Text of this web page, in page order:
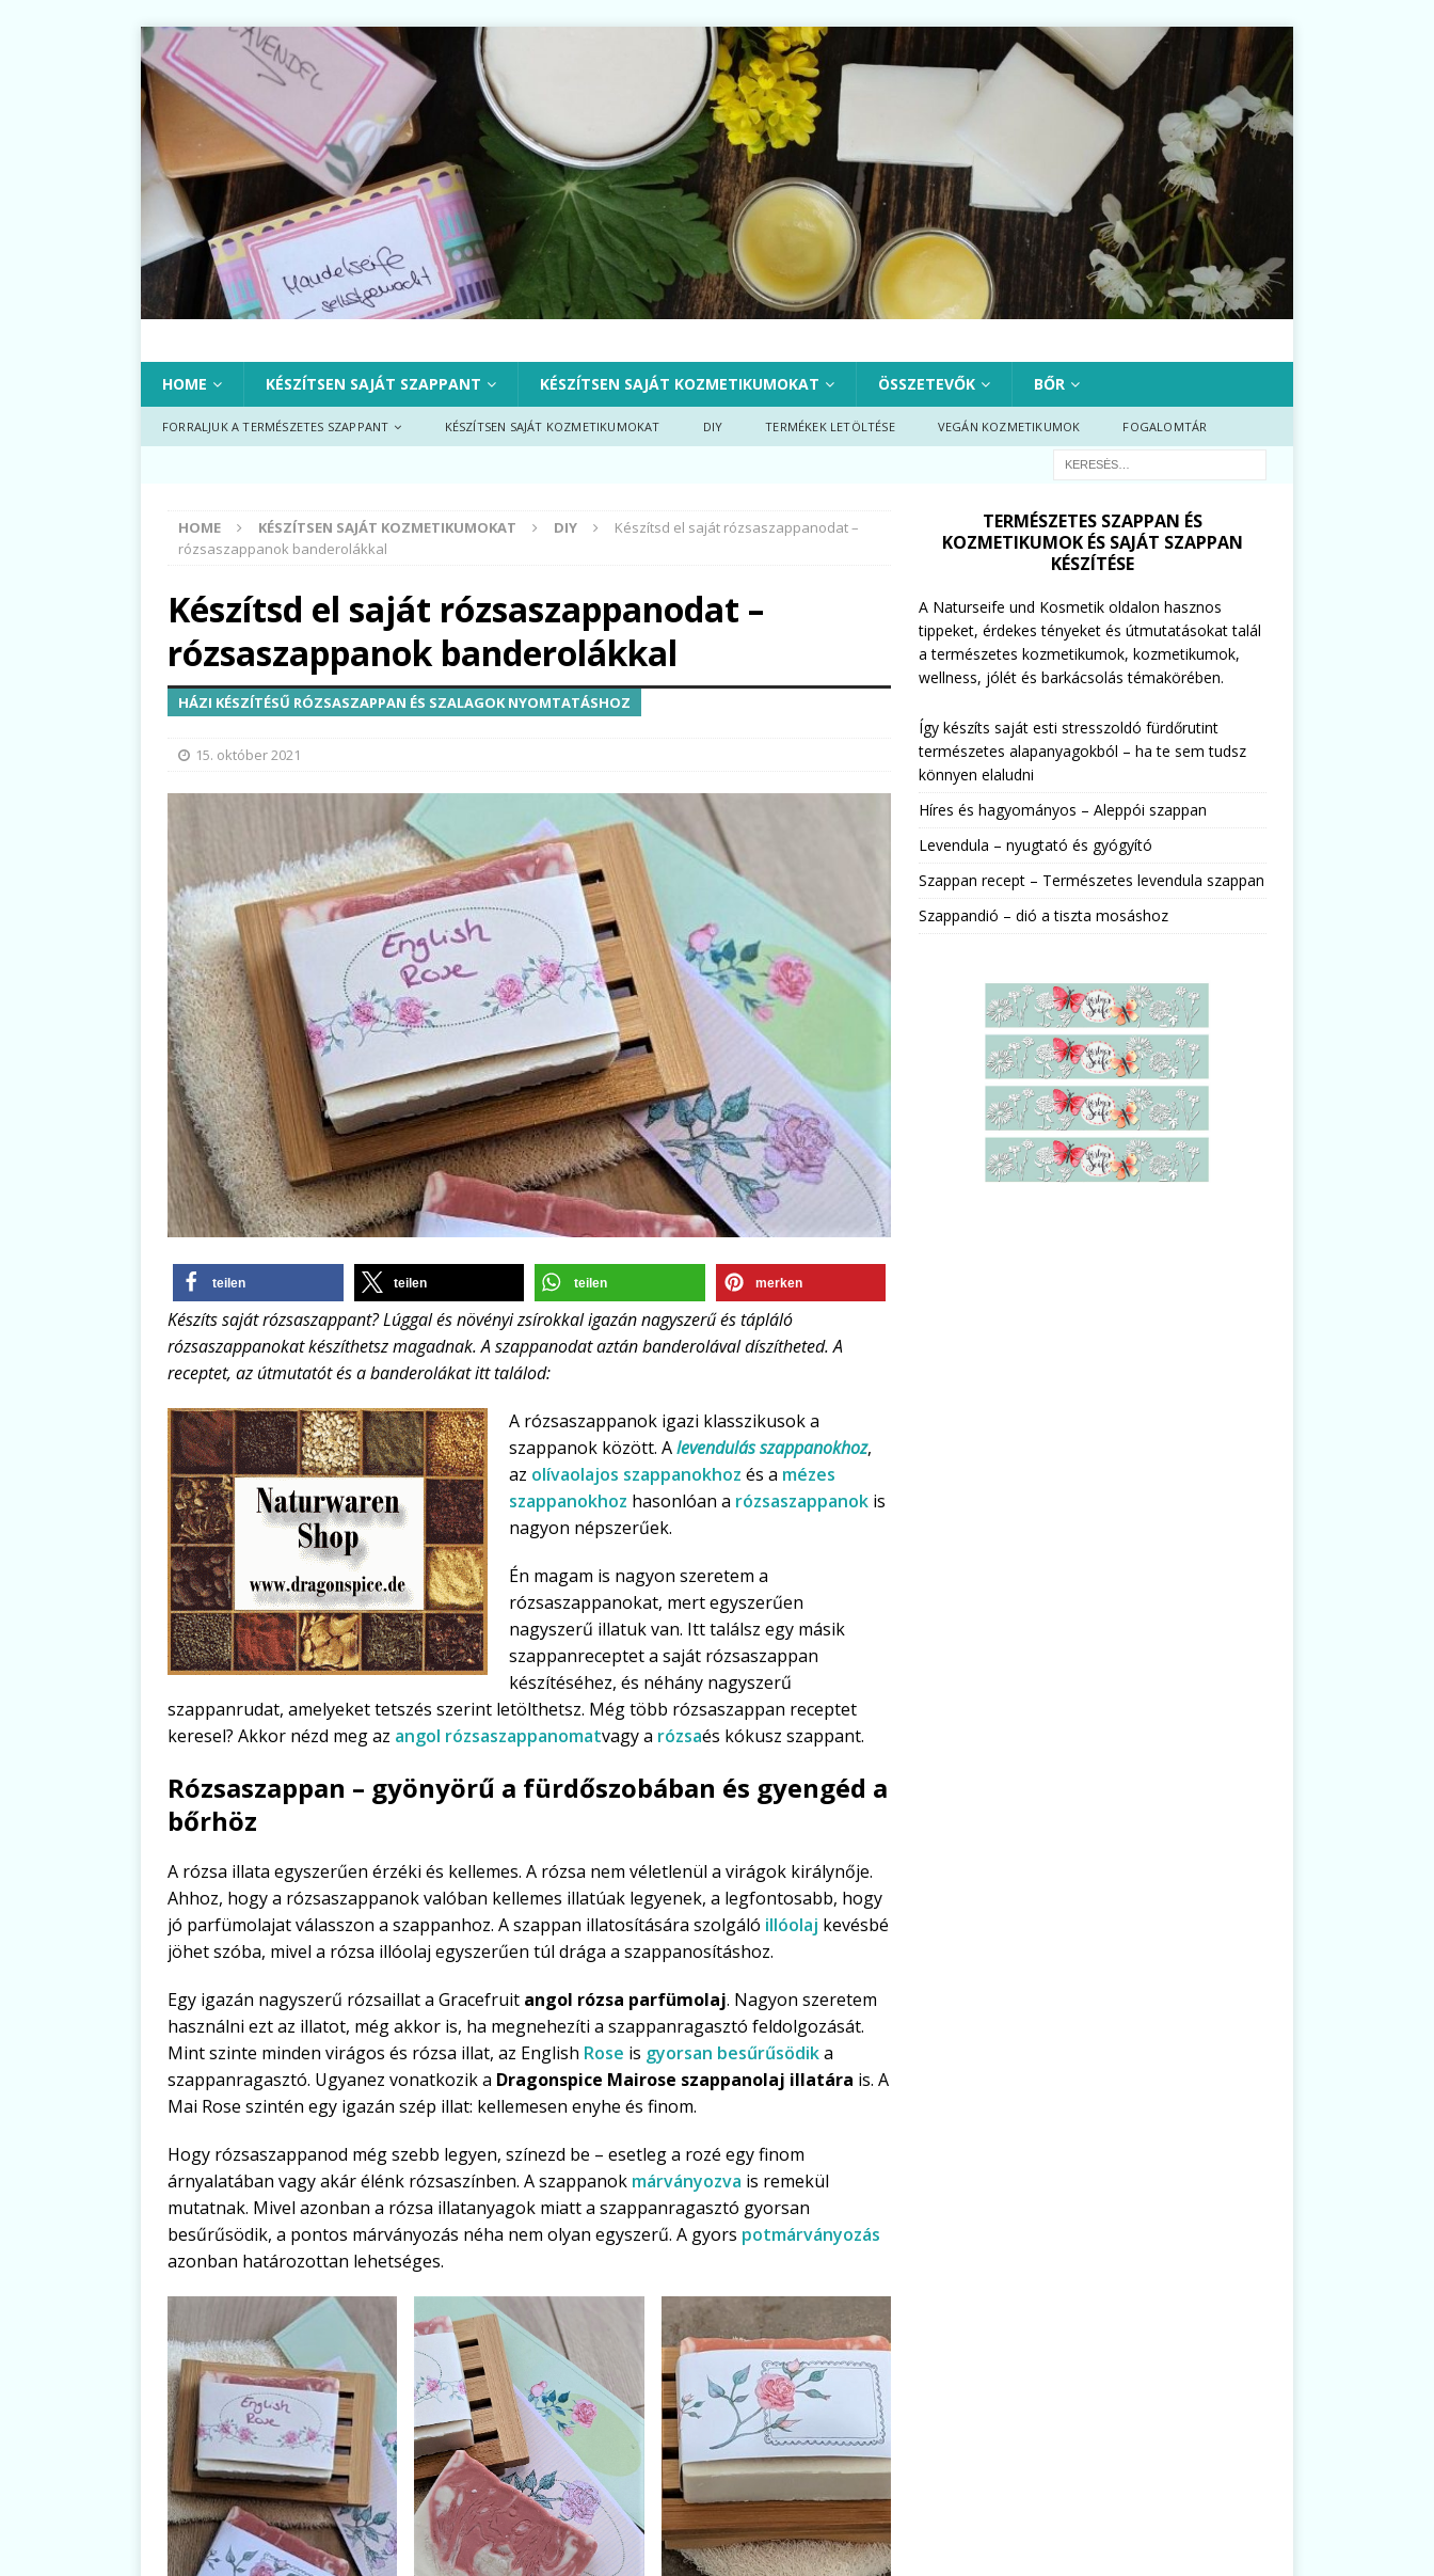
HOME KÉSZÍTSEN SAJÁT SZAPPANT KÉSZÍTSEN SAJÁT KOZMETIKUMOKAT ÖSSZETEVŐK BŐR
FORRALJUK A TERMÉSZETES SZAPPANT KÉSZÍTSEN SAJÁT KOZMETIKUMOKAT DIY TERMÉKEK LETÖLTÉSE VEGÁN KOZMETIKUMOK FOGALOMTÁR
HOME KÉSZÍTSEN SAJÁT KOZMETIKUMOKAT DIY
Készítsd el saját rózsaszappanodat –
rózsaszappanok banderolákkal
Készítsd el saját rózsaszappanodat –
rózsaszappanok banderolákkal
HÁZI KÉSZÍTÉSŰ RÓZSASZAPPAN ÉS SZALAGOK NYOMTATÁSHOZ
15. október 2021
teilen teilen teilen merken
Készíts saját rózsaszappant? Lúggal és növényi zsírokkal igazán nagyszerű és tápláló
rózsaszappanokat készíthetsz magadnak. A szappanodat aztán banderolával díszítheted. A
receptet, az útmutatót és a banderolákat itt találod:
A rózsaszappanok igazi klasszikusok a
szappanok között. Alevendulás szappanokhoz,
az olívaolajos szappanokhoz és a mézes
szappanokhoz hasonlóan a rózsaszappanok is
nagyon népszerűek.
Én magam is nagyon szeretem a
rózsaszappanokat, mert egyszerűen
nagyszerű illatuk van. Itt találsz egy másik
szappanreceptet a saját rózsaszappan
készítéséhez, és néhány nagyszerű
szappanrudat, amelyeket tetszés szerint letölthetsz. Még több rózsaszappan receptet
keresel? Akkor nézd meg az angol rózsaszappanomatvagy a rózsaés kókusz szappant.
Rózsaszappan – gyönyörű a fürdőszobában és gyengéd a
bőrhöz
A rózsa illata egyszerűen érzéki és kellemes. A rózsa nem véletlenül a virágok királynője.
Ahhoz, hogy a rózsaszappanok valóban kellemes illatúak legyenek, a legfontosabb, hogy
jó parfümolajat válasszon a szappanhoz. A szappan illatosítására szolgáló illóolaj kevésbé
jöhet szóba, mivel a rózsa illóolaj egyszerűen túl drága a szappanosításhoz.
Egy igazán nagyszerű rózsaillat a Gracefruit angol rózsa parfümolaj. Nagyon szeretem
használni ezt az illatot, még akkor is, ha megnehezíti a szappanragasztó feldolgozását.
Mint szinte minden virágos és rózsa illat, az English Rose is gyorsan besűrűsödika
szappanragasztó. Ugyanez vonatkozik a Dragonspice Mairose szappanolaj illatára is. A
Mai Rose szintén egy igazán szép illat: kellemesen enyhe és finom.
Hogy rózsaszappanod még szebb legyen, színezd be – esetleg a rozé egy finom
árnyalatában vagy akár élénk rózsaszínben. A szappanok márványozva is remekül
mutatnak. Mivel azonban a rózsa illatanyagok miatt a szappanragasztó gyorsan
besűrűsödik, a pontos márványozás néha nem olyan egyszerű. A gyors potmárványozás
azonban határozottan lehetséges.
TERMÉSZETES SZAPPAN ÉS
KOZMETIKUMOK ÉS SAJÁT SZAPPAN
KÉSZÍTÉSE
A Naturseife und Kosmetik oldalon hasznos
tippeket, érdekes tényeket és útmutatásokat talál
a természetes kozmetikumok, kozmetikumok,
wellness, jólét és barkácsolás témakörében.
Így készíts saját esti stresszoldó fürdőrutint
természetes alapanyagokból – ha te sem tudsz
könnyen elaludni
Híres és hagyományos – Aleppói szappan
Levendula – nyugtató és gyógyító
Szappan recept – Természetes levendula szappan
Szappandió – dió a tiszta mosáshoz